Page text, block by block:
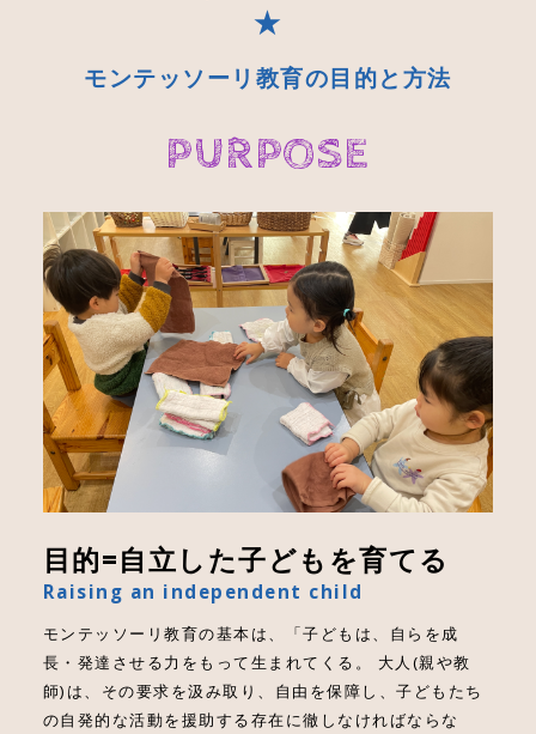
モンテッソーリ教育の目的と方法
PURPOSE
目的=自立した子どもを育てる
Raising an independent child
モンテッソーリ教育の基本は、「子どもは、自らを成
長・発達させる力をもって生まれてくる。 大人(親や教
師)は、その要求を汲み取り、自由を保障し、子どもたち
の自発的な活動を援助する存在に徹しなければならな